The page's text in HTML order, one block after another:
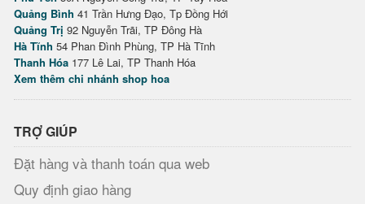
Quảng Bình 41 Trần Hưng Đạo, Tp Đồng Hới
Quảng Trị 92 Nguyễn Trãi, TP Đông Hà
Hà Tĩnh 54 Phan Đình Phùng, TP Hà Tĩnh
Thanh Hóa 177 Lê Lai, TP Thanh Hóa
Xem thêm chi nhánh shop hoa
TRỢ GIÚP
Đặt hàng và thanh toán qua web
Quy định giao hàng